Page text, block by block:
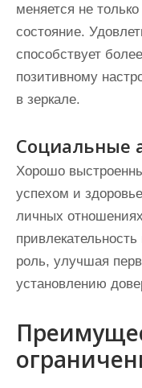
меняется не
состояние.
способствует
позитивному
в зеркале.
Социальные
Хорошо
успехом и
личных
роль, улучшая
установлению